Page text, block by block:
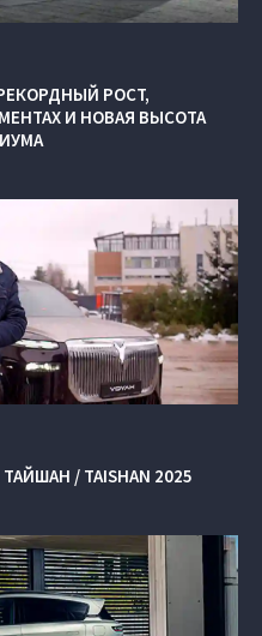
РОСТ,
И НОВАЯ ВЫСОТА
/ TAISHAN 2025